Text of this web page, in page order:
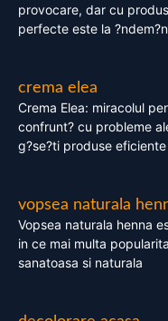
provocare, dar cu
perfecte este la
crema elea
Crema Elea: miracolul
confrunt? cu probleme
g?se?ti produse
vopsea naturala
Vopsea naturala henna
in ce mai multa
sanatoasa si naturala